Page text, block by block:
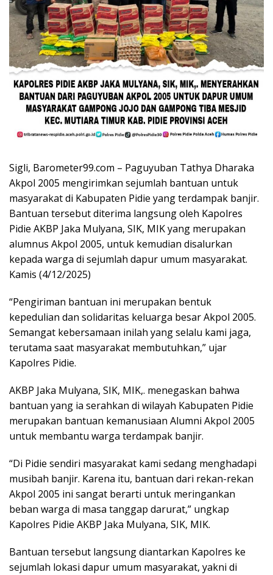
Sigli, Barometer99.com – Paguyuban Tathya Dharaka
Akpol 2005 mengirimkan sejumlah bantuan untuk
masyarakat di Kabupaten Pidie yang terdampak banjir.
Bantuan tersebut diterima langsung oleh Kapolres
Pidie AKBP Jaka Mulyana, SIK, MIK yang merupakan
alumnus Akpol 2005, untuk kemudian disalurkan
kepada warga di sejumlah dapur umum masyarakat.
Kamis (4/12/2025)
“Pengiriman bantuan ini merupakan bentuk
kepedulian dan solidaritas keluarga besar Akpol 2005.
Semangat kebersamaan inilah yang selalu kami jaga,
terutama saat masyarakat membutuhkan,” ujar
Kapolres Pidie.
AKBP Jaka Mulyana, SIK, MIK,. menegaskan bahwa
bantuan yang ia serahkan di wilayah Kabupaten Pidie
merupakan bantuan kemanusiaan Alumni Akpol 2005
untuk membantu warga terdampak banjir.
“Di Pidie sendiri masyarakat kami sedang menghadapi
musibah banjir. Karena itu, bantuan dari rekan-rekan
Akpol 2005 ini sangat berarti untuk meringankan
beban warga di masa tanggap darurat,” ungkap
Kapolres Pidie AKBP Jaka Mulyana, SIK, MIK.
Bantuan tersebut langsung diantarkan Kapolres ke
sejumlah lokasi dapur umum masyarakat, yakni di